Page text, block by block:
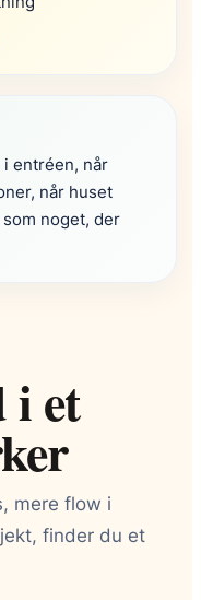
entréen, når
når huset
noget, der
i et
mere flow i
finder du et